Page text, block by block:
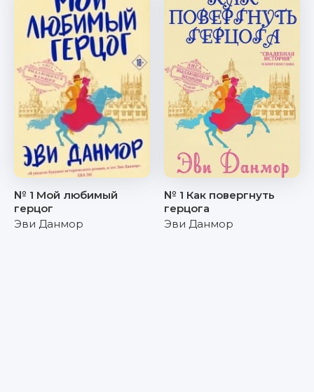
№ 1 Мой любимый
герцог
Эви Данмор
№ 1 Как повергнуть
герцога
Эви Данмор